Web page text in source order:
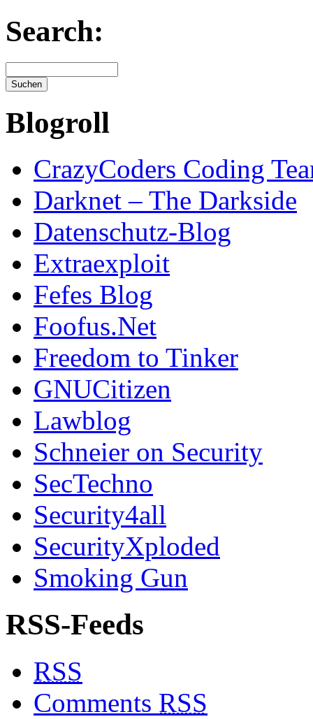
Search:
Blogroll
CrazyCoders Coding
Darknet – The Darkside
Datenschutz-Blog
Extraexploit
Fefes Blog
Foofus.Net
Freedom to Tinker
GNUCitizen
Lawblog
Schneier on Security
SecTechno
Security4all
SecurityXploded
Smoking Gun
RSS-Feeds
RSS
Comments RSS